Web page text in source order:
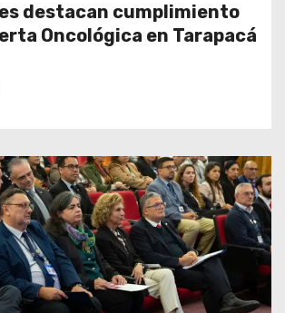
destacan cumplimiento
Oncológica en Tarapacá